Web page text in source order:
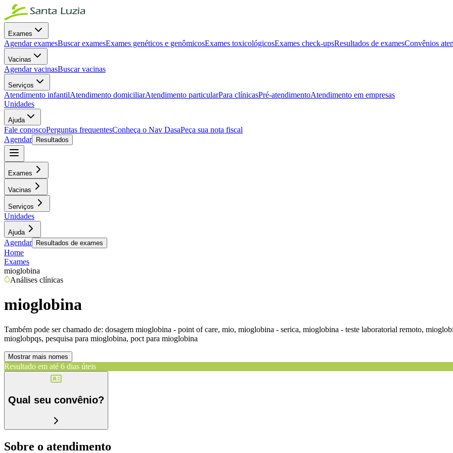
Exames
Agendar examesBuscar examesExames genéticos e genômicosExames toxicológicosExames check-upsResultados de examesConvênios
Vacinas
Agendar vacinasBuscar vacinas
Serviços
Atendimento infantilAtendimento domiciliarAtendimento particularPara clínicasPré-atendimentoAtendimento em empresas
Unidades
Ajuda
Fale conoscoPerguntas frequentesConheça o Nav DasaPeça sua nota fiscal
Agendar
Resultados
Exames
Vacinas
Serviços
Unidades
Ajuda
Agendar Resultados de exames
Home
Exames
mioglobina
Análises clínicas
mioglobina
Também pode ser chamado de: dosagem mioglobina - point of care, mio, mioglobina - serica, mioglobina - teste laboratorial remoto,
mioglobpqs, pesquisa para mioglobina, poct para mioglobina
Mostrar mais nomes
Resultado em até 6 dias úteis
Qual seu convênio?
Sobre o atendimento